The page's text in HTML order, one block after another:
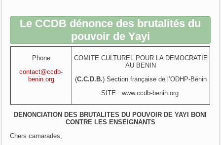
Le CCDB dénonce des brutalités du
pouvoir de Yayi
Phone
contact@ccdb-
benin.org
COMITE CULTUREL POUR LA DEMOCRATIE
AU BENIN
(C.C.D.B.) Section française de l’ODHP-Bénin
SITE : www.ccdb-benin.org
DENONCIATION DES BRUTALITES DU POUVOIR DE YAYI BONI
CONTRE LES ENSEIGNANTS
Chers camarades,